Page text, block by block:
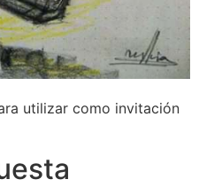
utilizar como invitación